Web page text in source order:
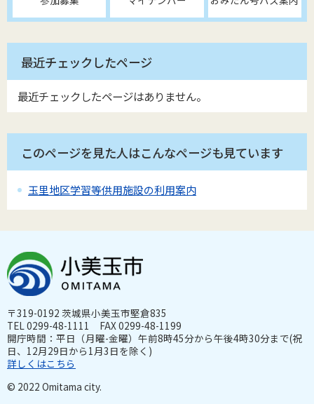
最近チェックしたページ
最近チェックしたページはありません。
このページを見た人はこんなページも見ています
玉里地区学習等供用施設の利用案内
〒319-0192 茨城県小美玉市堅倉835
TEL 0299-48-1111 FAX 0299-48-1199
開庁時間：平日（月曜-金曜）午前8時45分から午後4時30分まで(祝
日、12月29日から1月3日を除く)
詳しくはこちら
© 2022 Omitama city.